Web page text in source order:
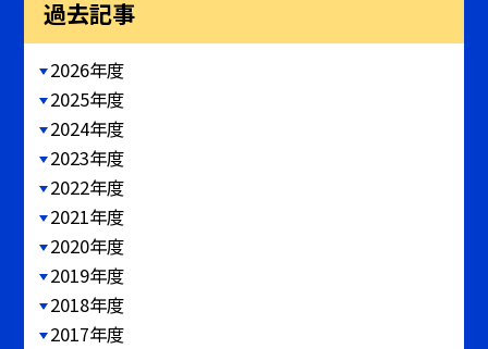
過去記事
2026年度
2025年度
2024年度
2023年度
2022年度
2021年度
2020年度
2019年度
2018年度
2017年度